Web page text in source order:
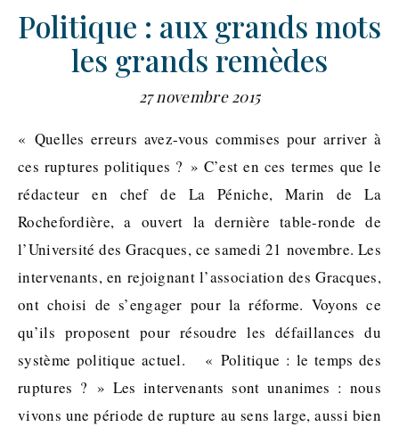
Politique : aux grands mots
les grands remèdes
27 novembre 2015
« Quelles erreurs avez-vous commises pour arriver à
ces ruptures politiques ? » C’est en ces termes que le
rédacteur en chef de La Péniche, Marin de La
Rochefordière, a ouvert la dernière table-ronde de
l’Université des Gracques, ce samedi 21 novembre. Les
intervenants, en rejoignant l’association des Gracques,
ont choisi de s’engager pour la réforme. Voyons ce
qu’ils proposent pour résoudre les défaillances du
système politique actuel. « Politique : le temps des
ruptures ? » Les intervenants sont unanimes : nous
vivons une période de rupture au sens large, aussi bien